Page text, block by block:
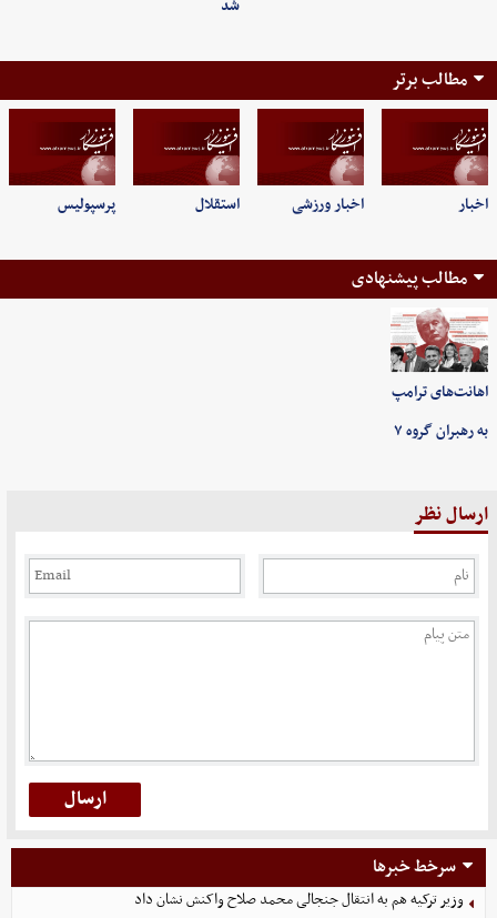
شد
مطالب برتر
اخبار اخبار ورزشی استقلال پرسپولیس
مطالب پیشنهادی
اهانت‌های ترامپ
به رهبران گروه ۷
ارسال نظر
سرخط خبرها
وزیر ترکیه هم به انتقال جنجالی محمد صلاح واکنش نشان داد